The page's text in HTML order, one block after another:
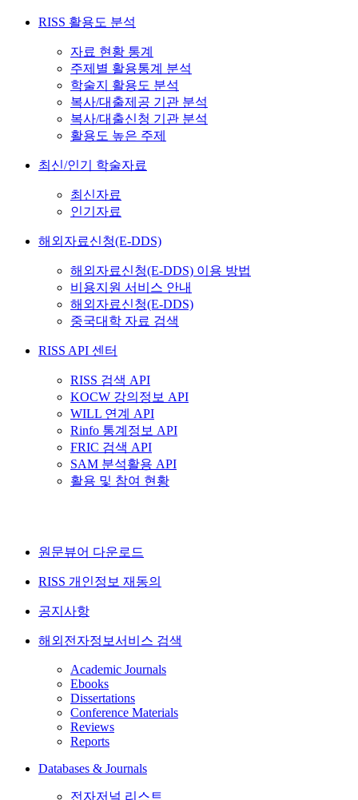
RISS 활용도 분석
자료 현황 통계
주제별 활용통계 분석
학술지 활용도 분석
복사/대출제공 기관 분석
복사/대출신청 기관 분석
활용도 높은 주제
최신/인기 학술자료
최신자료
인기자료
해외자료신청(E-DDS)
해외자료신청(E-DDS) 이용 방법
비용지원 서비스 안내
해외자료신청(E-DDS)
중국대학 자료 검색
RISS API 센터
RISS 검색 API
KOCW 강의정보 API
WILL 연계 API
Rinfo 통계정보 API
FRIC 검색 API
SAM 분석활용 API
활용 및 참여 현황
원문뷰어 다운로드
RISS 개인정보 재동의
공지사항
해외전자정보서비스 검색
Academic Journals
Ebooks
Dissertations
Conference Materials
Reviews
Reports
Databases & Journals
전자저널 리스트